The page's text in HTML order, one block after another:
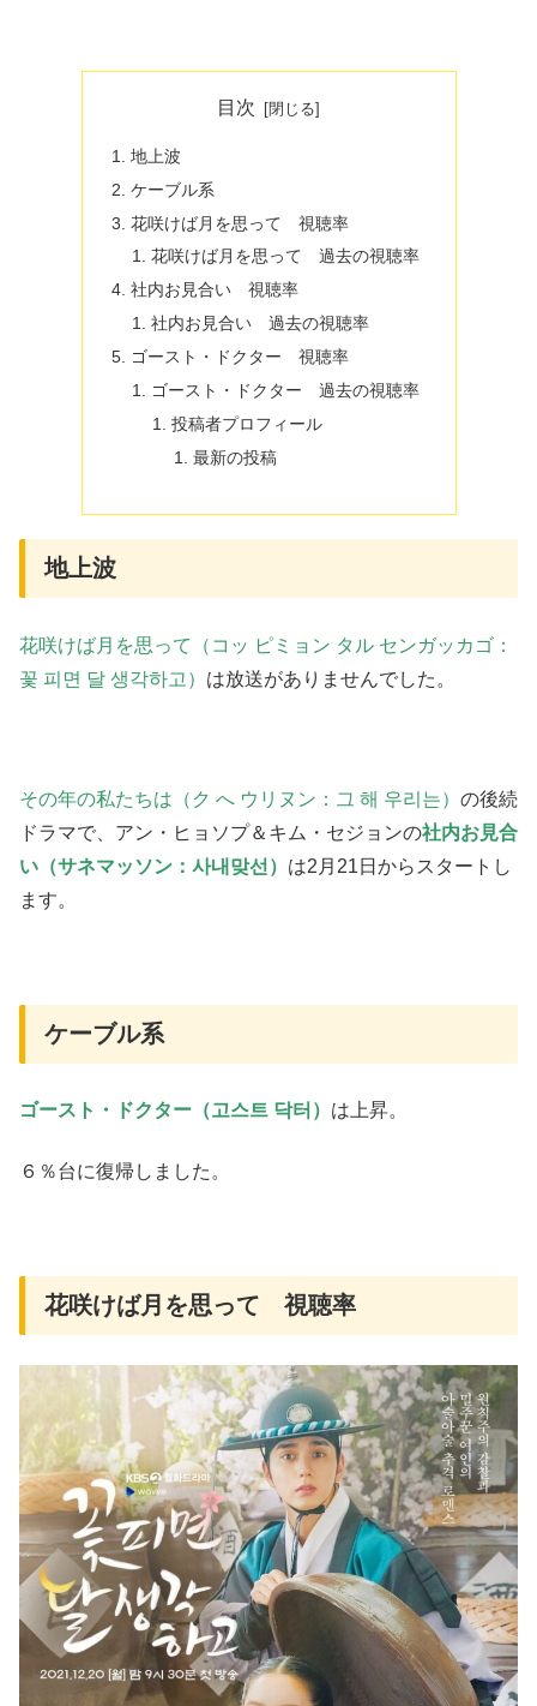
目次
地上波
ケーブル系
花咲けば月を思って 視聴率
花咲けば月を思って 過去の視聴率
社内お見合い 視聴率
社内お見合い 過去の視聴率
ゴースト・ドクター 視聴率
ゴースト・ドクター 過去の視聴率
投稿者プロフィール
最新の投稿
地上波
花咲けば月を思って（コッ ピミョン タル センガッカゴ：
꽃 피면 달 생각하고） は放送がありませんでした。
その年の私たちは（ク へ ウリヌン：그 해 우리는） の後続
ドラマで、アン・ヒョソプ＆キム・セジョンの社内お見合
い（サネマッソン：사내맞선） は2月21日からスタートし
ます。
ケーブル系
ゴースト・ドクター（고스트 닥터） は上昇。
６％台に復帰しました。
花咲けば月を思って 視聴率